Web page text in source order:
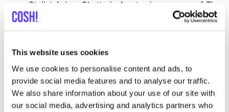
This website uses cookies
We use cookies to personalise content and ads, to
provide social media features and to analyse our traffic.
We also share information about your use of our site with
our social media, advertising and analytics partners who
Sty­list Ash­na Chat­ta in Amster­dam, of The
Sustai­na­ble Sty­list
Geef je favo­rie­te stuk­ken een nieuw leven: wil je
een geliefd maar ver­sle­ten kle­ding­stuk nieuw
de
work­shops
, events en de moge­lijk­heid om lid
te wor­den van de beken­de Upcy­cling Club om je
oude kle­ding om te tove­ren tot iets unieks en